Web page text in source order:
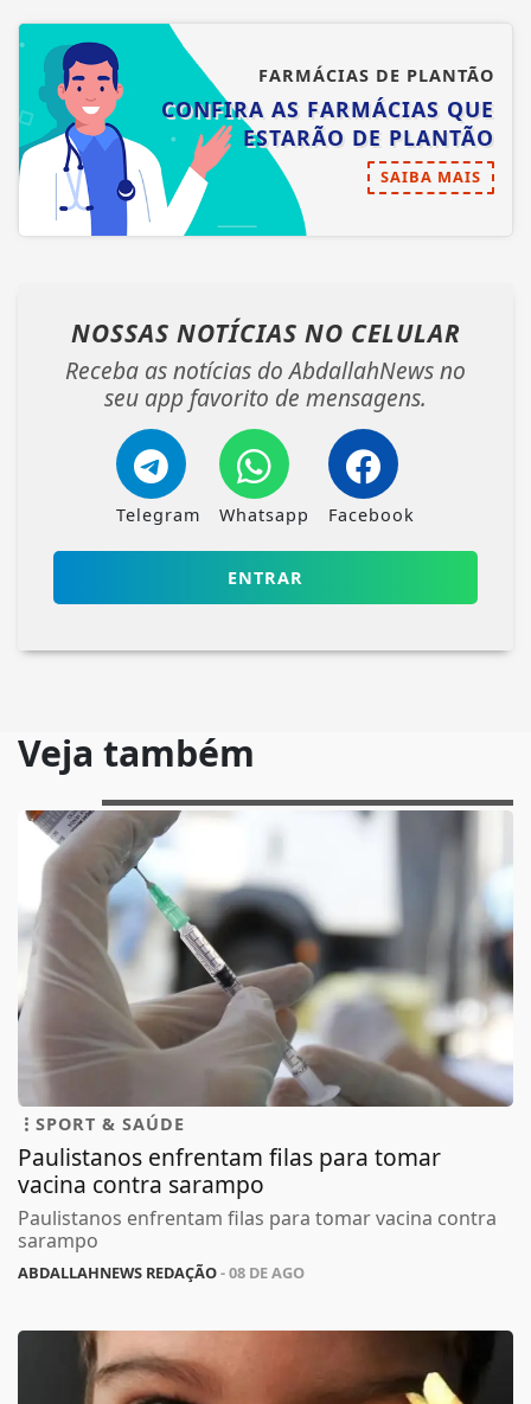
FARMÁCIAS DE PLANTÃO
CONFIRA AS FARMÁCIAS QUE
ESTARÃO DE PLANTÃO
SAIBA MAIS
NOSSAS NOTÍCIAS NO CELULAR
Receba as notícias do AbdallahNews no
seu app favorito de mensagens.
Telegram Whatsapp Facebook
ENTRAR
Veja também
SPORT & SAÚDE
Paulistanos enfrentam filas para tomar
vacina contra sarampo
Paulistanos enfrentam filas para tomar vacina contra
sarampo
ABDALLAHNEWS REDAÇÃO- 08 DE AGO